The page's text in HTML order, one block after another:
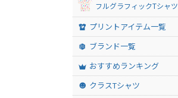
フルグラフィックTシャツ
プリントアイテム一覧
ブランド一覧
おすすめランキング
クラスTシャツ